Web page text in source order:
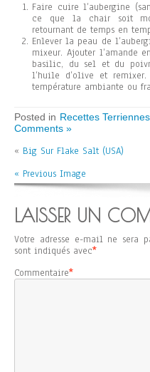
Faire cuire l’aubergine
ce que la chair soit
retournant de temps en
Enlever la peau de
mixeur. Ajouter l’amande
basilic, du sel et du
l’huile d’olive et remixer.
température ambiante ou
Posted in Recettes
Comments »
« Big Sur Flake Salt (USA)
« Previous Image
LAISSER UN
Votre adresse e-mail ne sera
sont indiqués avec*
Commentaire*